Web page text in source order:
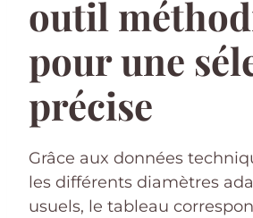
outil
pour une
précise
Grâce aux données
les différents diamètres
usuels, le tableau